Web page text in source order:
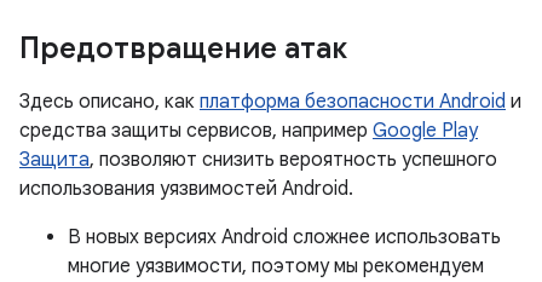
Предотвращение атак
Здесь описано, как платформа безопасности Android и
средства защиты сервисов, например Google Play
Защита, позволяют снизить вероятность успешного
использования уязвимостей Android.
В новых версиях Android сложнее использовать
многие уязвимости, поэтому мы рекомендуем